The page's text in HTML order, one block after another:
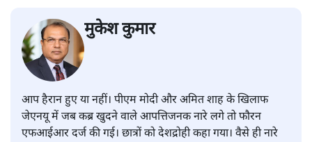
मुकेश कुमार
आप हैरान हुए या नहीं। पीएम मोदी और अमित शाह के खिलाफ
जेएनयू में जब कब्र खुदने वाले आपत्तिजनक नारे लगे तो फौरन
एफआईआर दर्ज की गई। छात्रों को देशद्रोही कहा गया। वैसे ही नारे